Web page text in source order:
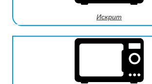
Искрит